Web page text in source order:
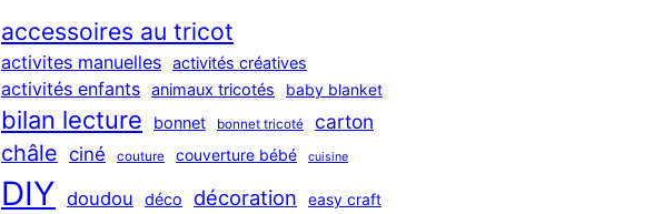
h
accessoires au tricot
activites manuelles activités créatives
activités enfants animaux tricotés baby blanket
bilan lecture bonnet bonnet tricoté carton
châle ciné couture couverture bébé cuisine
DIY doudou déco décoration easy craft